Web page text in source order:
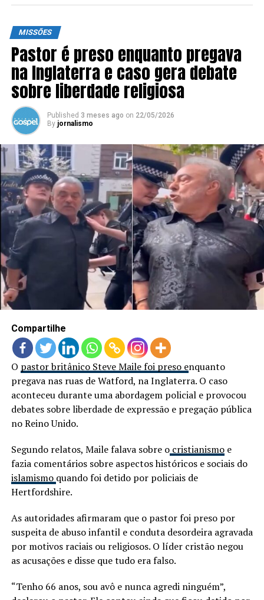
MISSÕES
Pastor é preso enquanto pregava
na Inglaterra e caso gera debate
sobre liberdade religiosa
Published 3 meses ago on 22/05/2026
By jornalismo
Compartilhe
O pastor britânico Steve Maile foi preso enquanto
pregava nas ruas de Watford, na Inglaterra. O caso
aconteceu durante uma abordagem policial e provocou
debates sobre liberdade de expressão e pregação pública
no Reino Unido.
Segundo relatos, Maile falava sobre ocristianismoe
fazia comentários sobre aspectos históricos e sociais do
islamismo quando foi detido por policiais de
Hertfordshire.
As autoridades afirmaram que o pastor foi preso por
suspeita de abuso infantil e conduta desordeira agravada
por motivos raciais ou religiosos. O líder cristão negou
as acusações e disse que tudo era falso.
“Tenho 66 anos, sou avô e nunca agredi ninguém”,